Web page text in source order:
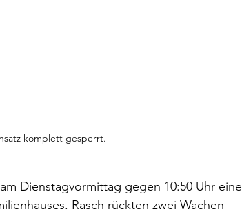
komplett gesperrt.
Dienstagvormittag gegen 10:50 Uhr eine
Rasch rückten zwei Wachen